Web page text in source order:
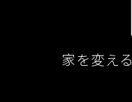
家を変え